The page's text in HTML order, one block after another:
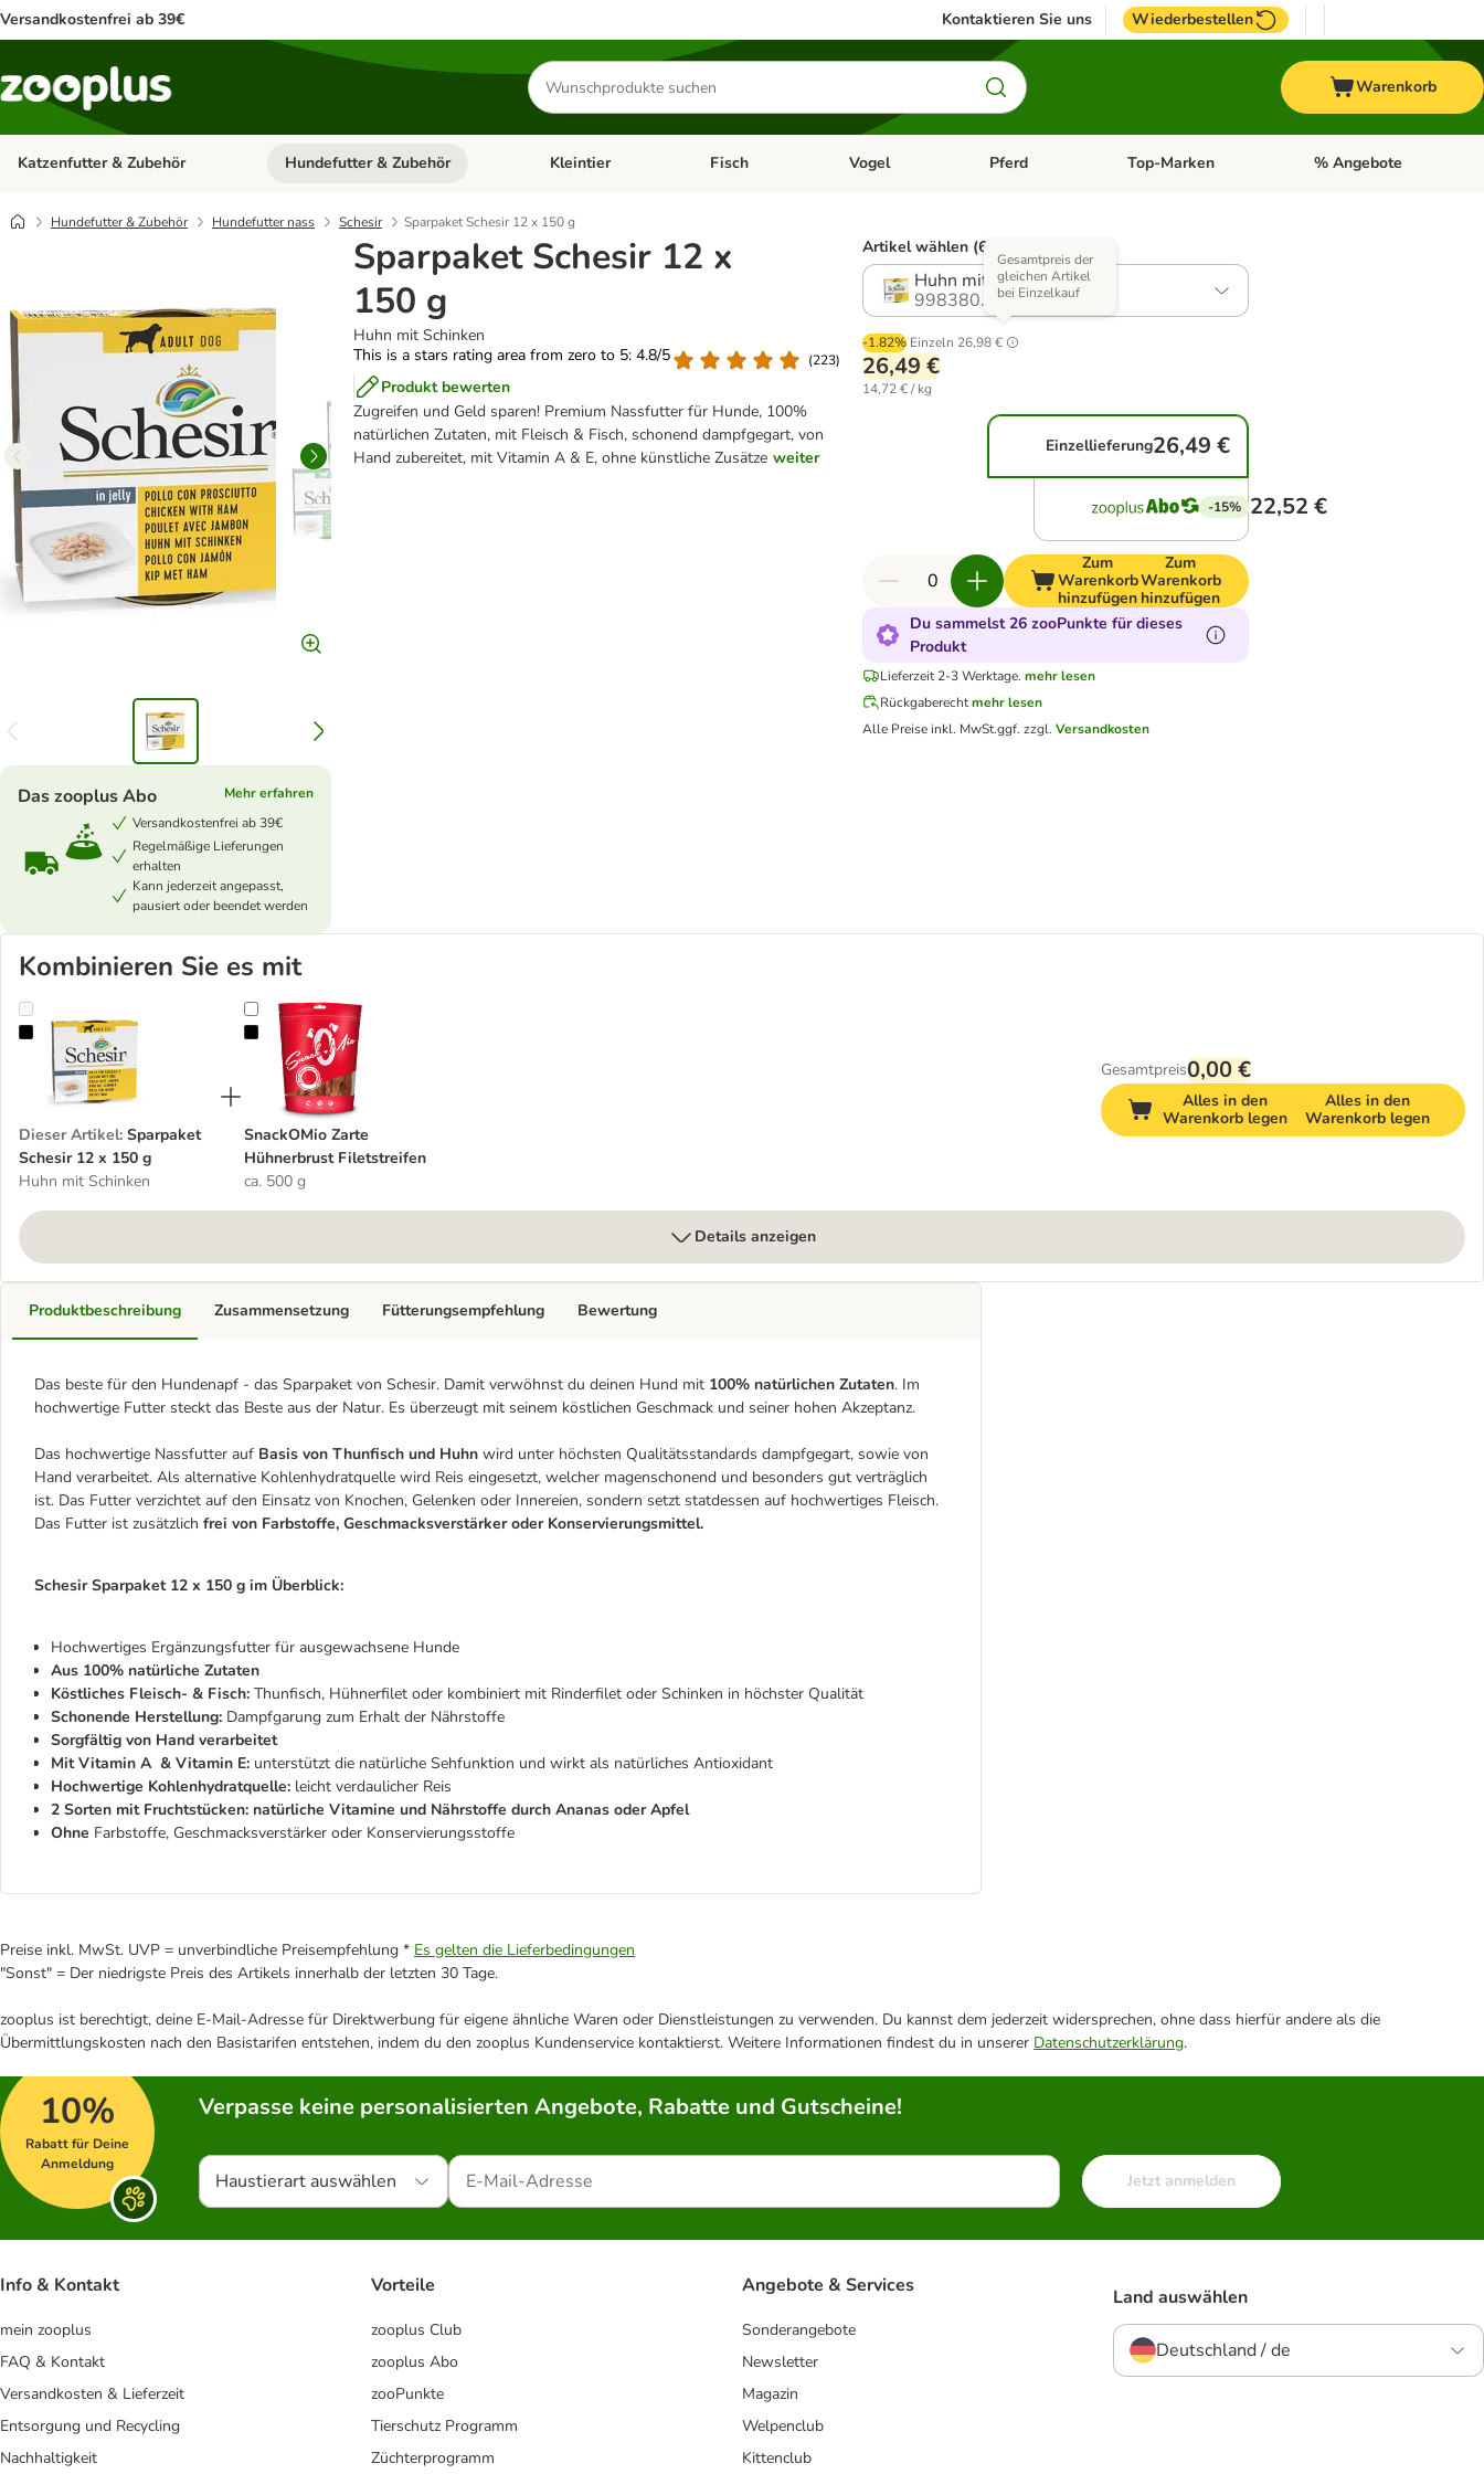
Versandkostenfrei ab 39€ Kontaktieren Sie uns Wiederbestellen
Produkte
suchen
Warenkorb
Katzenfutter & Zubehör Kategorie-Menü öffnen: Katzenfutter & Zubehör
Hundefutter & Zubehör Kategorie-Menü öffnen: Hundefutter & Zubehör
Kleintier Kategorie-Menü öffnen: Kleintier
Fisch Kategorie-Menü öffnen: Fisch
Vogel Kategorie-Menü öffnen: Vogel
Pferd Kategorie-Menü öffnen: Pferd
Top-Marken Kategorie-Menü öffnen:
% Angebote
Hundefutter & Zubehör Hundefutter nass Schesir Sparpaket Schesir 12 x 150 g
Sparpaket Schesir 12 x
150 g
Huhn mit Schinken
This is a stars rating area from zero to 5: 4.8/5
(223)
Produkt bewerten
Zugreifen und Geld sparen! Premium Nassfutter für Hunde, 100%
natürlichen Zutaten, mit Fleisch & Fisch, schonend dampfgegart, von
Hand zubereitet, mit Vitamin A & E, ohne künstliche Zusätze weiter
Das zooplus Abo
Mehr erfahren
Versandkostenfrei ab 39€
Regelmäßige Lieferungen
erhalten
Kann jederzeit angepasst,
pausiert oder beendet werden
Artikel wählen (6 Varianten)
Huhn mit Schinken
998380.5
-1.82% Einzeln 26,98 €
Gesamtpreis der
gleichen Artikel
bei Einzelkauf
26,49 €
14,72 € / kg
Einzellieferung26,49 €
-15% 22,52 €
Zum
Warenkorb
hinzufügen
Zum
Warenkorb
hinzufügen
Du sammelst 26 zooPunkte für dieses
Produkt
Lieferzeit 2-3 Werktage. mehr lesen
Rückgaberecht mehr lesen
Alle Preise inkl. MwSt.ggf. zzgl. Versandkosten
Kombinieren Sie es mit
Sparpaket Schesir 12 x 150 g
Dieser Artikel: Sparpaket
Schesir 12 x 150 g
Huhn mit Schinken
SnackOMio Zarte Hühnerbrust Filetstreifen
SnackOMio Zarte
Hühnerbrust Filetstreifen
ca. 500 g
Gesamtpreis0,00 €
Alles in den
Warenkorb legen
Alles in den
Warenkorb legen
Details anzeigen
Produktbeschreibung
Das beste für den Hundenapf - das Sparpaket von Schesir. Damit verwöhnst du deinen Hund mit 100% natürlichen Zutaten. Im
hochwertige Futter steckt das Beste aus der Natur. Es überzeugt mit seinem köstlichen Geschmack und seiner hohen Akzeptanz.
Das hochwertige Nassfutter auf Basis von Thunfisch und Huhn wird unter höchsten Qualitätsstandards dampfgegart, sowie von
Hand verarbeitet. Als alternative Kohlenhydratquelle wird Reis eingesetzt, welcher magenschonend und besonders gut verträglich
ist. Das Futter verzichtet auf den Einsatz von Knochen, Gelenken oder Innereien, sondern setzt statdessen auf hochwertiges Fleisch.
Das Futter ist zusätzlich frei von Farbstoffe, Geschmacksverstärker oder Konservierungsmittel.
Schesir Sparpaket 12 x 150 g im Überblick:
Hochwertiges Ergänzungsfutter für ausgewachsene Hunde
Aus 100% natürliche Zutaten
Köstliches Fleisch- & Fisch: Thunfisch, Hühnerfilet oder kombiniert mit Rinderfilet oder Schinken in höchster Qualität
Schonende Herstellung: Dampfgarung zum Erhalt der Nährstoffe
Sorgfältig von Hand verarbeitet
Mit Vitamin A & Vitamin E: unterstützt die natürliche Sehfunktion und wirkt als natürliches Antioxidant
Hochwertige Kohlenhydratquelle: leicht verdaulicher Reis
2 Sorten mit Fruchtstücken: natürliche Vitamine und Nährstoffe durch Ananas oder Apfel
Ohne Farbstoffe, Geschmacksverstärker oder Konservierungsstoffe
Zusammensetzung Fütterungsempfehlung Bewertung
Preise inkl. MwSt. UVP = unverbindliche Preisempfehlung * Es gelten die Lieferbedingungen
"Sonst" = Der niedrigste Preis des Artikels innerhalb der letzten 30 Tage.
zooplus ist berechtigt, deine E-Mail-Adresse für Direktwerbung für eigene ähnliche Waren oder Dienstleistungen zu verwenden. Du kannst dem jederzeit widersprechen, ohne dass hierfür andere als die
Übermittlungskosten nach den Basistarifen entstehen, indem du den zooplus Kundenservice kontaktierst. Weitere Informationen findest du in unserer Datenschutzerklärung.
10%
Rabatt für Deine
Anmeldung
Verpasse keine personalisierten Angebote, Rabatte und Gutscheine!
Haustierart auswählen Jetzt anmelden
Info & Kontakt
mein zooplus
FAQ & Kontakt
Versandkosten & Lieferzeit
Entsorgung und Recycling
Nachhaltigkeit
Vorteile
zooplus Club
zooplus Abo
zooPunkte
Tierschutz Programm
Züchterprogramm
Angebote & Services
Sonderangebote
Newsletter
Magazin
Welpenclub
Kittenclub
Land auswählen
Deutschland / de